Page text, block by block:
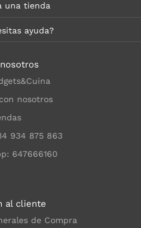
una tienda
ayuda?
nosotros
934 875 863
647666160
al cliente
de Compra